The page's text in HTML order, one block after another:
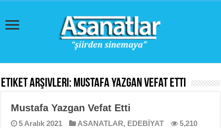
Etiket Arşivleri: Mustafa Yazgan Vefat Etti
Mustafa Yazgan Vefat Etti
5 Aralık 2021 ASANATLAR, EDEBİYAT 5,210